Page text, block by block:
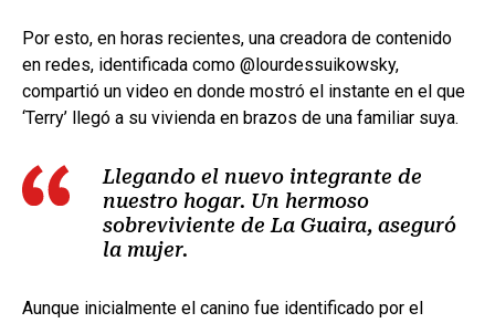
Por esto, en horas recientes, una creadora de contenido
en redes, identificada como @lourdessuikowsky,
compartió un video en donde mostró el instante en el que
‘Terry’ llegó a su vivienda en brazos de una familiar suya.
Llegando el nuevo integrante de
nuestro hogar. Un hermoso
sobreviviente de La Guaira, aseguró
la mujer.
Aunque inicialmente el canino fue identificado por el